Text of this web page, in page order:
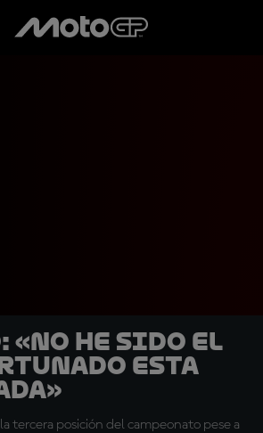
«No he sido el
esta
tercera posición del campeonato pese a